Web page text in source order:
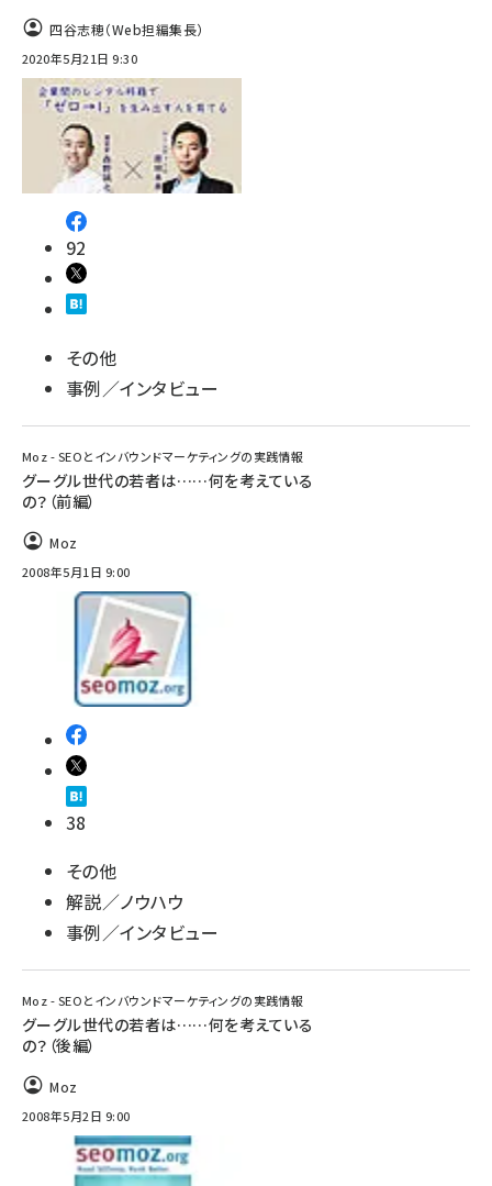
四谷志穂（Web担編集長）
2020年5月21日 9:30
92
その他
事例／インタビュー
Moz - SEOとインバウンドマーケティングの実践情報
グーグル世代の若者は……何を考えている
の？（前編）
Moz
2008年5月1日 9:00
38
その他
解説／ノウハウ
事例／インタビュー
Moz - SEOとインバウンドマーケティングの実践情報
グーグル世代の若者は……何を考えている
の？（後編）
Moz
2008年5月2日 9:00